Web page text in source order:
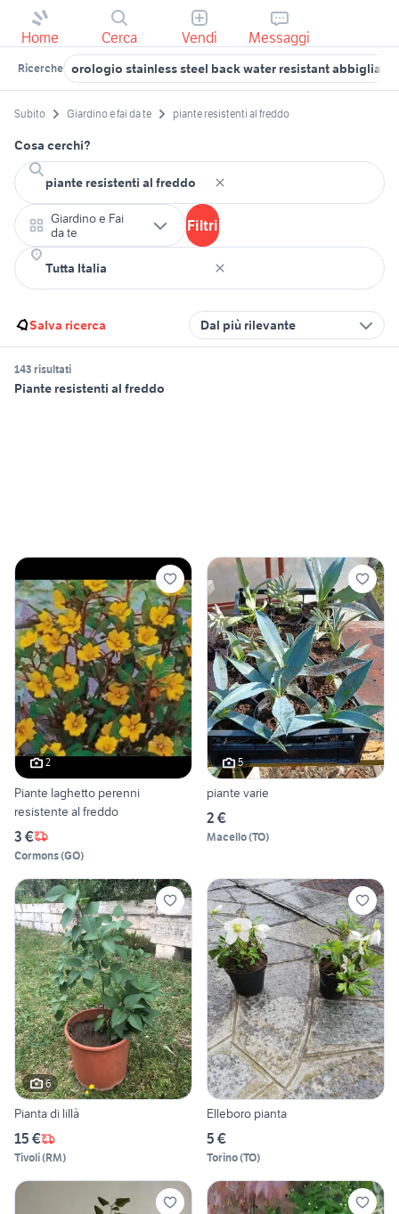
Home Cerca Vendi Messaggi
Ricerche orologio stainless steel back water resistant
Subito Giardino e fai da te piante resistenti al freddo
Cosa cerchi?
Giardino e Fai
da te
Filtri
Salva ricerca Dal più rilevante
143 risultati
Piante resistenti al freddo
2
Piante laghetto perenni
resistente al freddo
3 €
Cormons(GO)
5
piante varie
2 €
Macello(TO)
6
Pianta di lillà
15 €
Tivoli(RM)
Elleboro pianta
5 €
Torino(TO)